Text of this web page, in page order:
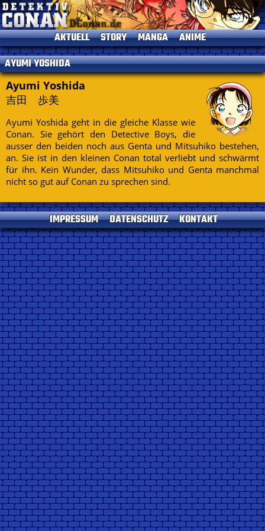
AKTUELL
News
TV-Programm
Termine
Seitenhistorie
Datenschutz
Kontakt
Impressum
STORY
Einleitung
Charaktere
MANGA
Einleitung
Alle Bände
ANIME
Einleitung
Episoden
Kinofilme
Sprecher
Musik
Specials
DVDs
AYUMI YOSHIDA
Ayumi Yoshida
吉田 歩美
Ayumi Yoshida geht in die gleiche Klasse wie
Conan. Sie gehört den Detective Boys, die
ausser den beiden noch aus Genta und Mitsuhiko bestehen,
an. Sie ist in den kleinen Conan total verliebt und schwärmt
für ihn. Kein Wunder, dass Mitsuhiko und Genta manchmal
nicht so gut auf Conan zu sprechen sind.
IMPRESSUM DATENSCHUTZ KONTAKT